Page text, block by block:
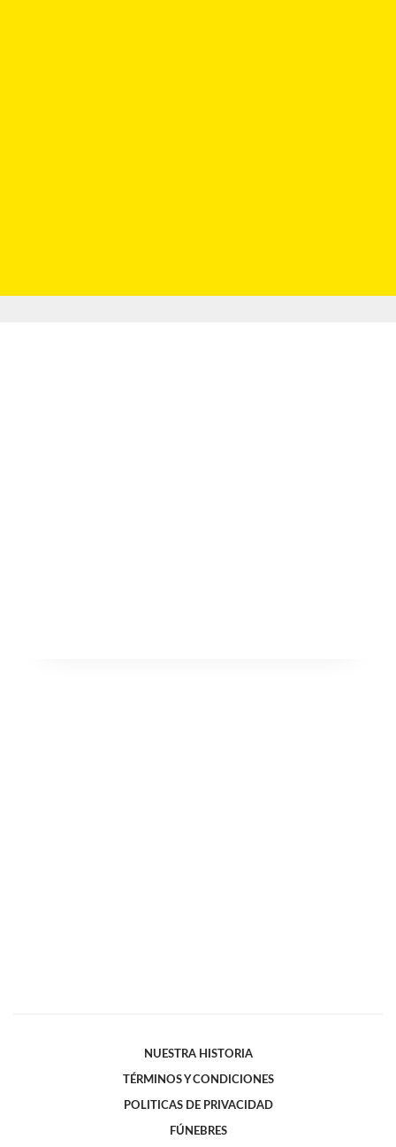
NUESTRA HISTORIA
TÉRMINOS Y CONDICIONES
POLITICAS DE PRIVACIDAD
FÚNEBRES